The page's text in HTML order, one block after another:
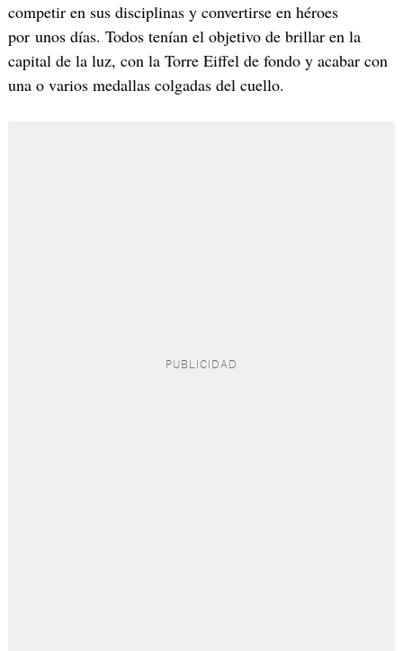
competir en sus disciplinas y convertirse en héroes
por unos días. Todos tenían el objetivo de brillar en la
capital de la luz, con la Torre Eiffel de fondo y acabar con
una o varios medallas colgadas del cuello.